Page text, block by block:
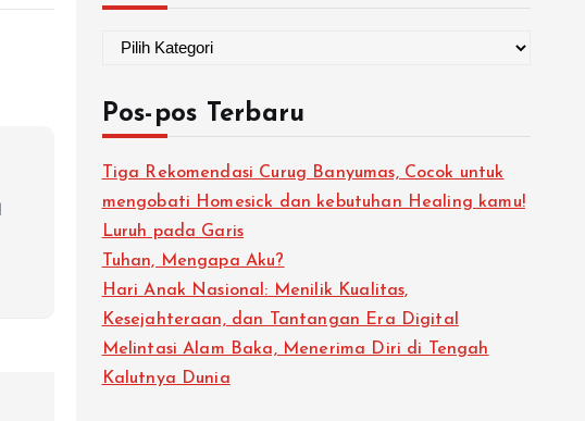
Pos-pos Terbaru
Tiga Rekomendasi Curug Banyumas, Cocok untuk
mengobati Homesick dan kebutuhan Healing kamu!
Luruh pada Garis
Tuhan, Mengapa Aku?
Hari Anak Nasional: Menilik Kualitas,
Kesejahteraan, dan Tantangan Era Digital
Melintasi Alam Baka, Menerima Diri di Tengah
Kalutnya Dunia